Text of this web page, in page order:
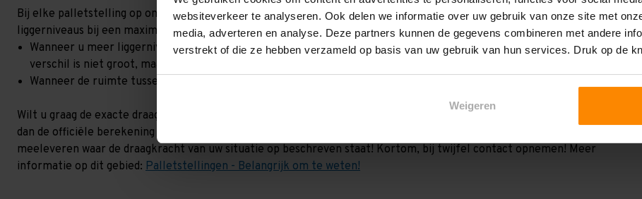
websiteverkeer te analyseren. Ook delen we informatie over uw gebruik van onze site met
media, adverteren en analyse. Deze partners kunnen de gegevens combineren met andere
verstrekt of die ze hebben verzameld op basis van uw gebruik van hun services. Druk op de
Weigeren
Bij elke palletstelling op onze site, staat een draagkracht vermeld. Dit is de draagkracht berekend a.h.v. 2
liggerniveaus bij een maximale hoogteverschil. Goed om te weten:
Wanneer u meer liggerniveaus toevoegt, kan het zijn dat het draagvermogen per liggerniveau iets lager uit valt. Dit
verschil is niet groot, maar wel het beste om dit te laten berekenen!
Wanneer de ruimte tussen de liggerniveaus kleiner is dan 2,25 meter, valt de draagkracht juist iets hoger uit.
Wilt u graag de exacte draagkracht weten in uw situatie? Dan dient u even contact met ons op te nemen. Wij voeren
dan de officiële berekening uit. Dit doen we gratis en voor niets. Wij kunnen ook belastingbordjes of stickers
meeleveren waar de draagkracht van uw situatie op beschreven staat! Kortom, bij twijfel contact opnemen! Meer
informatie op dit gebied: Palletstellingen - Belangrijk om te weten!